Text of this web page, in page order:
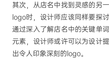
其次，从店名中找到灵感的另
logo时，设计师应该同样要探
通过深入了解店名中的关键单
元素，设计师或许可以为设计
出令人印象深刻的logo。